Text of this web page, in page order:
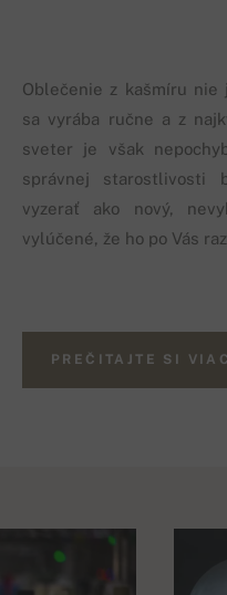
Oblečenie z kašmíru nie
sa vyrába ručne a z
sveter je však
správnej starostlivosti
vyzerať ako nový,
vylúčené, že ho po Vás
PREČITAJTE SI VIAC